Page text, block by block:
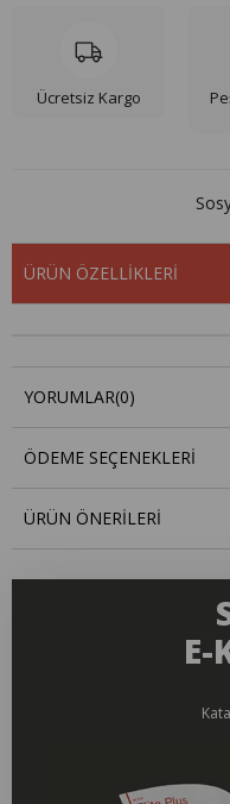
Ücretsiz Kargo
ÜRÜN ÖZELLIKLERI
YORUMLAR(0)
ÖDEME SEÇENEKLERI
ÜRÜN ÖNERILERI